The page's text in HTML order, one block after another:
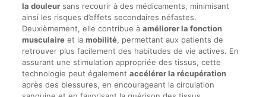
la douleursans recourir à des médicaments, minimisant
ainsi les risques d’effets secondaires néfastes.
Deuxièmement, elle contribue à améliorer la fonction
musculaireet la mobilité, permettant aux patients de
retrouver plus facilement des habitudes de vie actives. En
assurant une stimulation appropriée des tissus, cette
technologie peut également accélérer la récupération
après des blessures, en encourageant la circulation